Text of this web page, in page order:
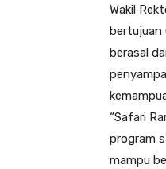
Wakil
bertujuan
berasal
“Safari
program
mampu